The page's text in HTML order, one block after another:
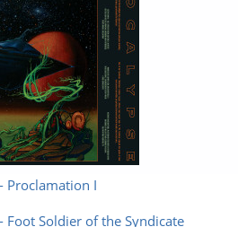
Proclamation I
Foot Soldier of the Syndicate